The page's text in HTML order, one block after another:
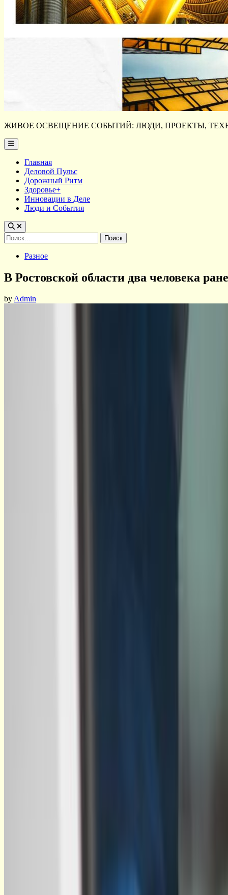
ЖИВОЕ ОСВЕЩЕНИЕ СОБЫТИЙ: ЛЮДИ, ПРОЕКТЫ,
Main
Menu
Главная
Деловой Пульс
Дорожный Ритм
Здоровье+
Инновации в Деле
Люди и События
Найти:
PostedРазное
В Ростовской области два человека
byAdmin